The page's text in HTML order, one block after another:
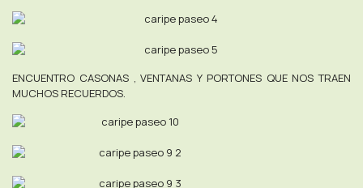
ENCUENTRO CASONAS , VENTANAS Y PORTONES QUE NOS TRAEN
MUCHOS RECUERDOS.